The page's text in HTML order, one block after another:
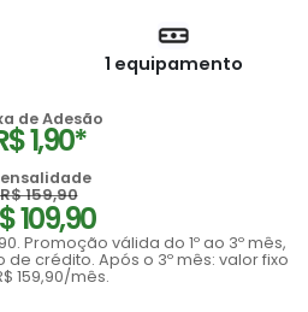
1 equipamento
de Adesão
1,90*
R$ 159,90
109,90
Promoção válida do 1º ao 3º mês,
crédito. Após o 3º mês: valor fixo
159,90/mês.